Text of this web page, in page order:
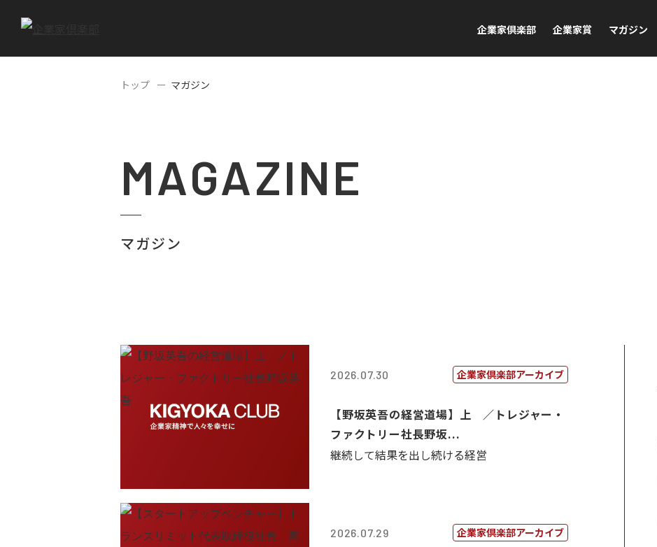
企業家倶楽部 企業家賞 マガジン
トップ マガジン
MAGAZINE
マガジン
2026.07.30 企業家倶楽部アーカイブ
【野坂英吾の経営道場】上 ／トレジャー・
ファクトリー社長野坂...
継続して結果を出し続ける経営
2026.07.29 企業家倶楽部アーカイブ